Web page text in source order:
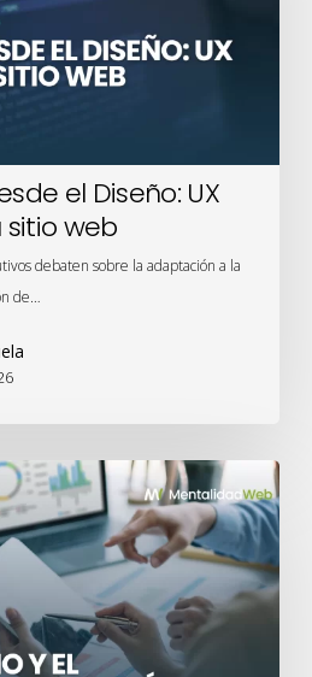
el Diseño: UX
web
debaten sobre la adaptación a la
de…